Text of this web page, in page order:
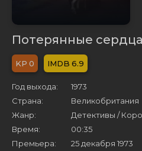
Потерянные сердца
0 6.9
Год выхода:
1973
Страна:
Великобритания
Жанр:
Детективы /
Время:
00:35
Премьера:
25 декабря 1973